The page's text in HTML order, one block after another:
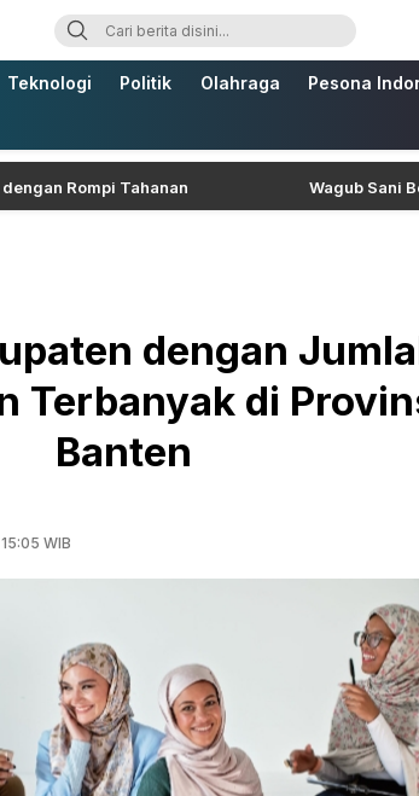
Teknologi Politik Olahraga Pesona
Tahanan Wagub Sani
dengan
Terbanyak di
Banten
WIB